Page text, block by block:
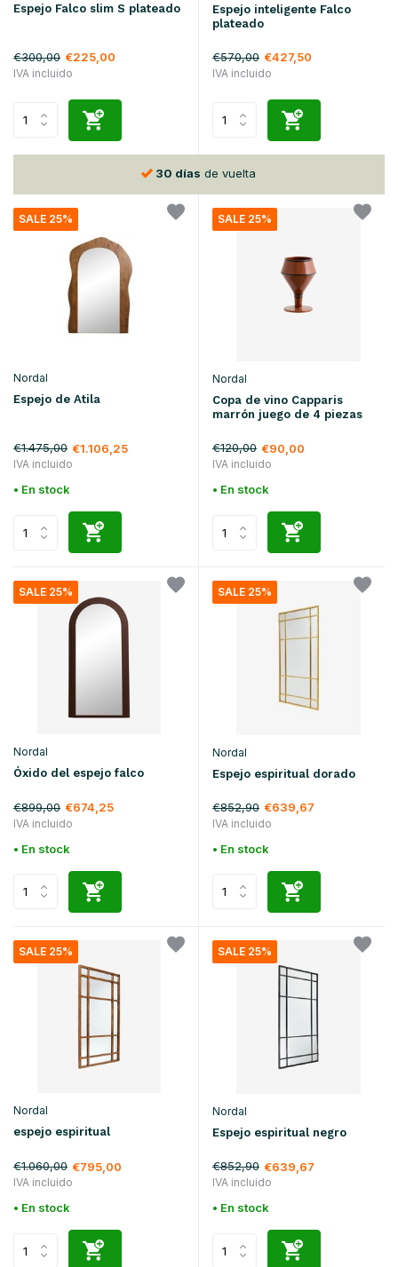
Espejo Falco slim S plateado
€300,00 €225,00
IVA incluido
Espejo inteligente Falco
plateado
€570,00 €427,50
IVA incluido
30 días de vuelta
SALE 25%
Nordal
Espejo de Atila
€1.475,00 €1.106,25
IVA incluido
• En stock
SALE 25%
Nordal
Copa de vino Capparis
marrón juego de 4 piezas
€120,00 €90,00
IVA incluido
• En stock
SALE 25%
Nordal
Óxido del espejo falco
€899,00 €674,25
IVA incluido
• En stock
SALE 25%
Nordal
Espejo espiritual dorado
€852,90 €639,67
IVA incluido
• En stock
SALE 25%
Nordal
espejo espiritual
€1.060,00 €795,00
IVA incluido
• En stock
SALE 25%
Nordal
Espejo espiritual negro
€852,90 €639,67
IVA incluido
• En stock